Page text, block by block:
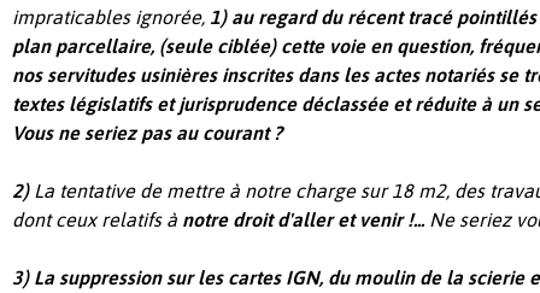
impraticables ignorée, 1) au regard du récent tracé pointillés
plan parcellaire, (seule ciblée) cette voie en question,
nos servitudes usinières inscrites dans les actes notariés se
textes législatifs et jurisprudence déclassée et réduite à un
Vous ne seriez pas au courant ?
2)La tentative de mettre à notre charge sur 18 m2, des
dont ceux relatifs à notre droit d'aller et venir !... Ne seriez
3) La suppression sur les cartes IGN, du moulin de la scierie